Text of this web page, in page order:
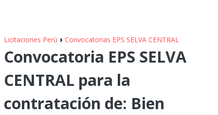
Licitaciones Perú › Convocatorias EPS SELVA CENTRAL
Convocatoria EPS SELVA
CENTRAL para la
contratación de: Bien